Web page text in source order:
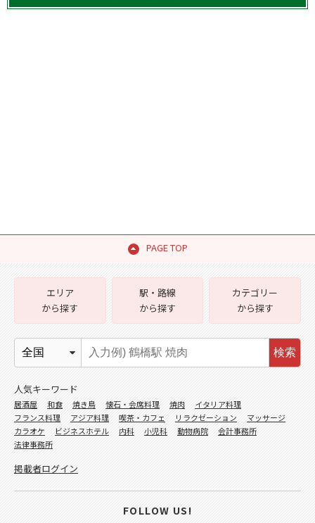
PAGE TOP
エリア
から探す
駅・路線
から探す
カテゴリー
から探す
検索
人気キーワード
居酒屋 和食 焼き鳥 懐石・会席料理 焼肉
イタリア料理
フランス料理
アジア料理 喫茶・カフェ リラクゼーション
マッサージ
カラオケ
ビジネスホテル 内科 小児科 動物病院
会計事務所
法律事務所
掲載者ログイン
FOLLOW US!